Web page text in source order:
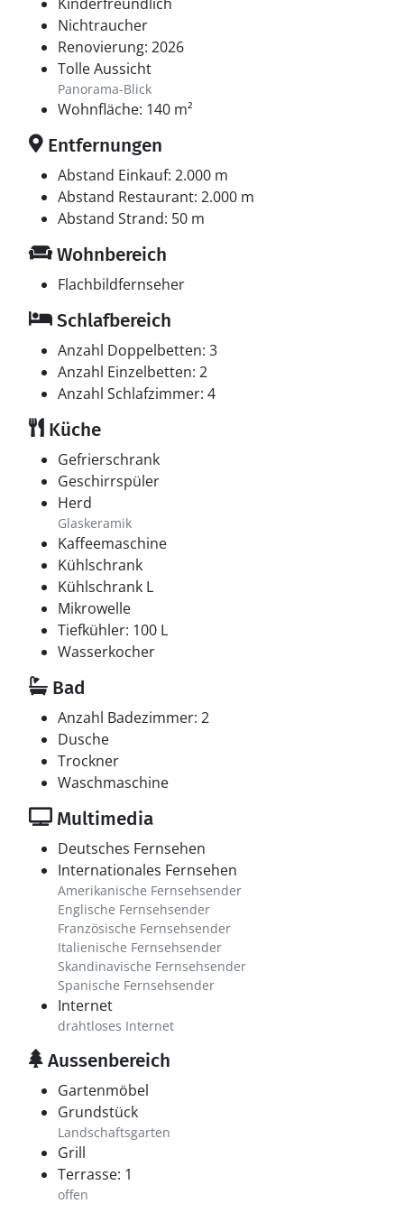
Die Endreinigung ist im Preis inbegriffen.
Nichtraucher
Renovierung: 2026
Tolle Aussicht
Panorama-Blick
Wohnfläche: 140 m²
Entfernungen
Abstand Einkauf: 2.000 m
Abstand Restaurant: 2.000 m
Abstand Strand: 50 m
Wohnbereich
Flachbildfernseher
Schlafbereich
Anzahl Doppelbetten: 3
Anzahl Einzelbetten: 2
Anzahl Schlafzimmer: 4
Küche
Gefrierschrank
Geschirrspüler
Herd
Glaskeramik
Kaffeemaschine
Kühlschrank
Kühlschrank L
Mikrowelle
Tiefkühler: 100 L
Wasserkocher
Bad
Anzahl Badezimmer: 2
Dusche
Trockner
Waschmaschine
Multimedia
Deutsches Fernsehen
Internationales Fernsehen
Amerikanische Fernsehsender
Englische Fernsehsender
Französische Fernsehsender
Italienische Fernsehsender
Skandinavische Fernsehsender
Spanische Fernsehsender
Internet
drahtloses Internet
Aussenbereich
Gartenmöbel
Grundstück
Landschaftsgarten
Grill
Terrasse: 1
offen